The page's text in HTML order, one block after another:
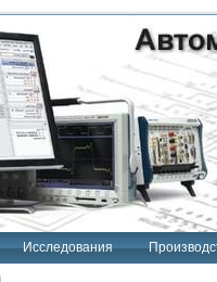
Исследования